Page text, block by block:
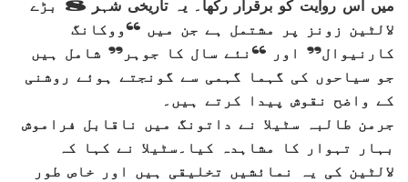
میں اس روایت کو برقرار رکھا۔ یہ تاریخی شہر 8 بڑے
لالٹین زونز پر مشتمل ہے جن میں “ووکانگ
کارنیوال” اور “نئے سال کا جوہر” شامل ہیں
جو سیاحوں کی گہما گہمی سے گونجتے ہوئے روشنی
کے واضح نقوش پیدا کرتے ہیں۔
جرمن طالبہ سٹیلا نے داتونگ میں ناقابل فراموش
بہار تہوار کا مشاہدہ کیا۔سٹیلا نے کہا کہ
لالٹین کی یہ نمائشیں تخلیقی ہیں اور خاص طور